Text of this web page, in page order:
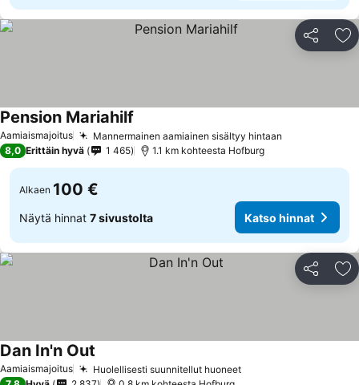
Jaa
Aamiaismajoitus Mannermainen aamiainen sisältyy hintaan
Pension Mariahilf
8,0 Erittäin hyvä 1 465 1.1 km kohteesta Hofburg
Alkaen 100 €
Näytä hinnat 7 sivustolta Katso hinnat
Jaa
Aamiaismajoitus Huolellisesti suunnitellut huoneet
Dan In'n Out